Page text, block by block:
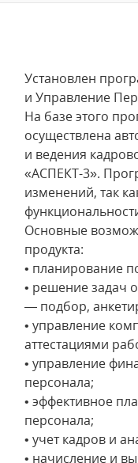
Установлен
и Управление
На базе этого
осуществлена
и ведения
«АСПЕКТ-3».
изменений, так
Основные
продукта:
• планирование
• решение задач
— подбор,
• управление
аттестациями
• управление
персонала;
• эффективное
персонала;
• учет кадров и
• начисление и